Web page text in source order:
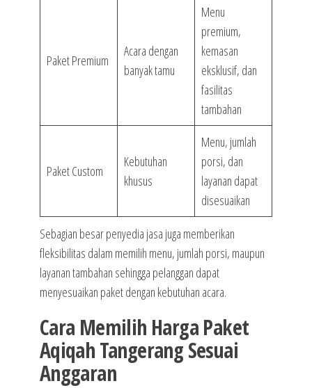
Paket Premium
Acara dengan
banyak tamu
Menu
premium,
kemasan
eksklusif, dan
fasilitas
tambahan
Paket Custom
Kebutuhan
khusus
Menu, jumlah
porsi, dan
layanan dapat
disesuaikan
Sebagian besar penyedia jasa juga memberikan
fleksibilitas dalam memilih menu, jumlah porsi, maupun
layanan tambahan sehingga pelanggan dapat
menyesuaikan paket dengan kebutuhan acara.
Cara Memilih Harga Paket
Aqiqah Tangerang Sesuai
Anggaran